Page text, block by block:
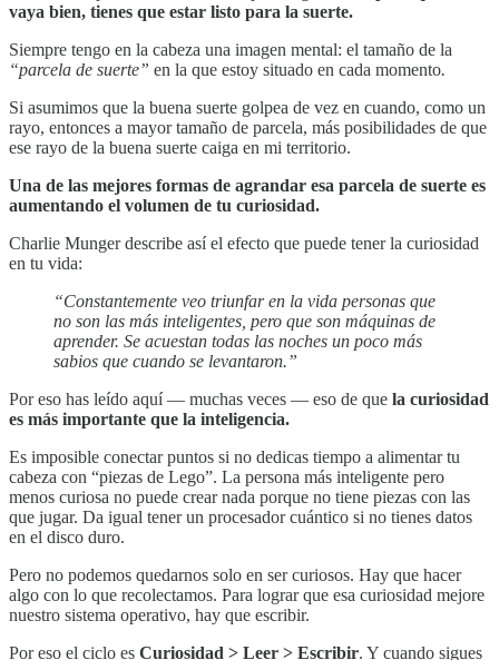
vaya bien, tienes que estar listo para la suerte.
Siempre tengo en la cabeza una imagen mental: el tamaño de la
“parcela de suerte” en la que estoy situado en cada momento.
Si asumimos que la buena suerte golpea de vez en cuando, como un
rayo, entonces a mayor tamaño de parcela, más posibilidades de que
ese rayo de la buena suerte caiga en mi territorio.
Una de las mejores formas de agrandar esa parcela de suerte es
aumentando el volumen de tu curiosidad.
Charlie Munger describe así el efecto que puede tener la curiosidad
en tu vida:
“Constantemente veo triunfar en la vida personas que
no son las más inteligentes, pero que son máquinas de
aprender. Se acuestan todas las noches un poco más
sabios que cuando se levantaron.”
Por eso has leído aquí — muchas veces — eso de que la curiosidad
es más importante que la inteligencia.
Es imposible conectar puntos si no dedicas tiempo a alimentar tu
cabeza con “piezas de Lego”. La persona más inteligente pero
menos curiosa no puede crear nada porque no tiene piezas con las
que jugar. Da igual tener un procesador cuántico si no tienes datos
en el disco duro.
Pero no podemos quedarnos solo en ser curiosos. Hay que hacer
algo con lo que recolectamos. Para lograr que esa curiosidad mejore
nuestro sistema operativo, hay que escribir.
Por eso el ciclo es Curiosidad > Leer > Escribir. Y cuando sigues